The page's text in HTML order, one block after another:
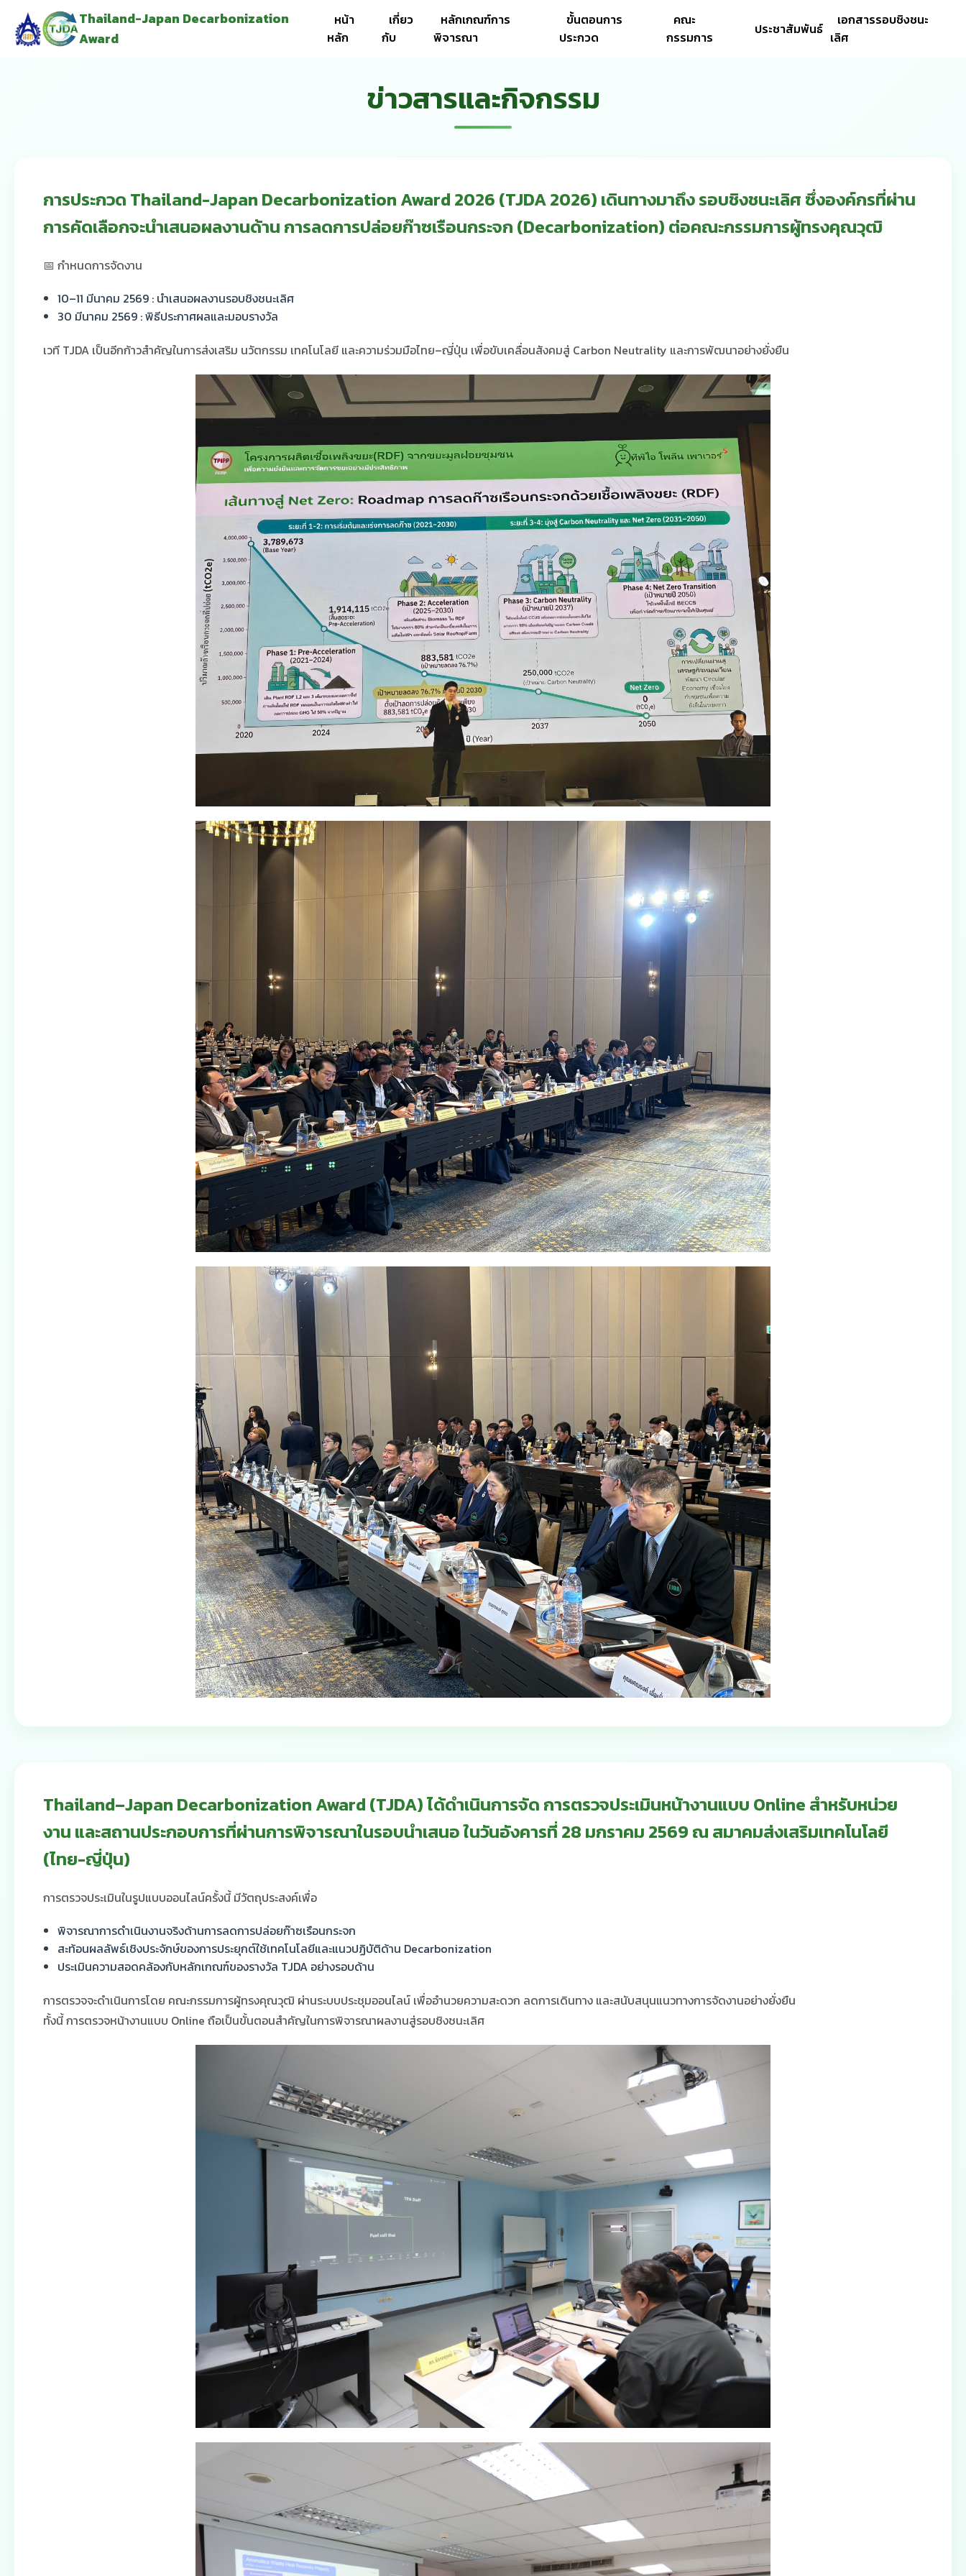
Thailand-Japan Decarbonization
Award
หน้า
หลัก
เกี่ยว
กับ
หลักเกณฑ์การ
พิจารณา
ขั้นตอนการ
ประกวด
คณะ
กรรมการ
ประชาสัมพันธ์
เอกสารรอบชิงชนะ
เลิศ
ข่าวสารและกิจกรรม
การประกวด Thailand-Japan Decarbonization Award 2026 (TJDA 2026) เดินทางมาถึง รอบชิงชนะเลิศ ซึ่งองค์กรที่ผ่าน
การคัดเลือกจะนำเสนอผลงานด้าน การลดการปล่อยก๊าซเรือนกระจก (Decarbonization) ต่อคณะกรรมการผู้ทรงคุณวุฒิ
📅 กำหนดการจัดงาน
10–11 มีนาคม 2569 : นำเสนอผลงานรอบชิงชนะเลิศ
30 มีนาคม 2569 : พิธีประกาศผลและมอบรางวัล
เวที TJDA เป็นอีกก้าวสำคัญในการส่งเสริม นวัตกรรม เทคโนโลยี และความร่วมมือไทย–ญี่ปุ่น เพื่อขับเคลื่อนสังคมสู่ Carbon Neutrality และการพัฒนาอย่างยั่งยืน
Thailand–Japan Decarbonization Award (TJDA) ได้ดำเนินการจัด การตรวจประเมินหน้างานแบบ Online สำหรับหน่วย
งาน และสถานประกอบการที่ผ่านการพิจารณาในรอบนำเสนอ ในวันอังคารที่ 28 มกราคม 2569 ณ สมาคมส่งเสริมเทคโนโลยี
(ไทย-ญี่ปุ่น)
การตรวจประเมินในรูปแบบออนไลน์ครั้งนี้ มีวัตถุประสงค์เพื่อ
พิจารณาการดำเนินงานจริงด้านการลดการปล่อยก๊าซเรือนกระจก
สะท้อนผลลัพธ์เชิงประจักษ์ของการประยุกต์ใช้เทคโนโลยีและแนวปฏิบัติด้าน Decarbonization
ประเมินความสอดคล้องกับหลักเกณฑ์ของรางวัล TJDA อย่างรอบด้าน
การตรวจจะดำเนินการโดย คณะกรรมการผู้ทรงคุณวุฒิ ผ่านระบบประชุมออนไลน์ เพื่ออำนวยความสะดวก ลดการเดินทาง และสนับสนุนแนวทางการจัดงานอย่างยั่งยืน
ทั้งนี้ การตรวจหน้างานแบบ Online ถือเป็นขั้นตอนสำคัญในการพิจารณาผลงานสู่รอบชิงชนะเลิศ